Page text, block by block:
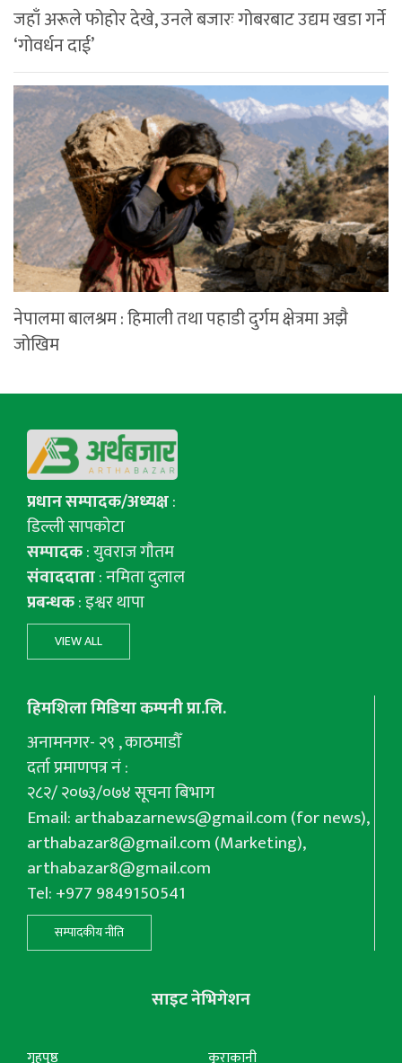
जहाँ अरूले फोहोर देखे, उनले बजारः गोबरबाट उद्यम खडा गर्ने
‘गोवर्धन दाई’
नेपालमा बालश्रम : हिमाली तथा पहाडी दुर्गम क्षेत्रमा अझै
जोखिम
प्रधान सम्पादक/अध्यक्ष:
डिल्ली सापकोटा
सम्पादक: युवराज गाैतम
संवाददाता: नमिता दुलाल
प्रबन्धक: इश्वर थापा
VIEW ALL
हिमशिला मिडिया कम्पनी प्रा.लि.
अनामनगर- २९ , काठमाडौँ
दर्ता प्रमाणपत्र नं :
२८२/ २०७३/०७४ सूचना बिभाग
Email:arthabazarnews@gmail.com(for news),
arthabazar8@gmail.com(Marketing),
arthabazar8@gmail.com
Tel: +977 9849150541
सम्पादकीय नीति
साइट नेभिगेशन
गृहपृष्ठ कुराकानी